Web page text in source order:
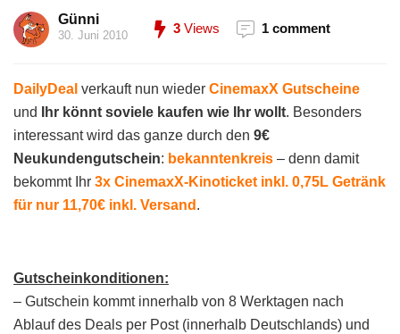
Günni
30. Juni 2010 3 Views 1 comment
DailyDeal verkauft nun wieder CinemaxX Gutscheine
und
Ihr könnt soviele kaufen wie Ihr wollt. Besonders
interessant wird das ganze durch den 9€
Neukundengutschein: bekanntenkreis – denn damit
bekommt Ihr 3x CinemaxX-Kinoticket inkl. 0,75L Getränk
für nur 11,70€ inkl. Versand .
Gutscheinkonditionen:
– Gutschein kommt innerhalb von 8 Werktagen nach
Ablauf des Deals per Post (innerhalb Deutschlands) und